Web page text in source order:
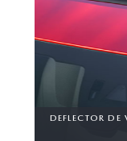
DEFLECTOR DE